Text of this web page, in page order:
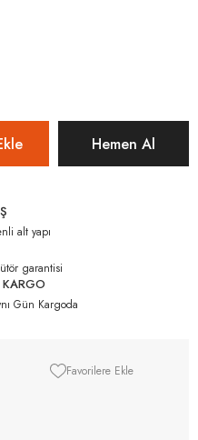
alt yapı
garantisi
KARGO
Gün Kargoda
Favorilere Ekle